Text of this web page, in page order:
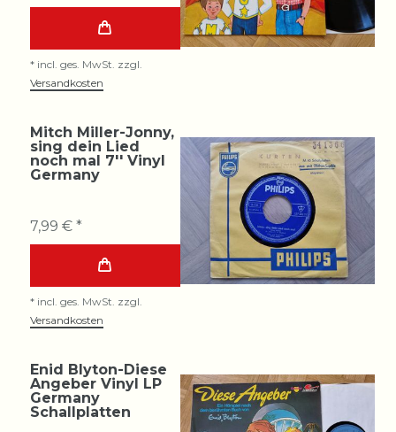
* incl. ges. MwSt. zzgl.
Versandkosten
Mitch Miller-Jonny,
sing dein Lied
noch mal 7'' Vinyl
Germany
7,99 € *
* incl. ges. MwSt. zzgl.
Versandkosten
Enid Blyton-Diese
Angeber Vinyl LP
Germany
Schallplatten